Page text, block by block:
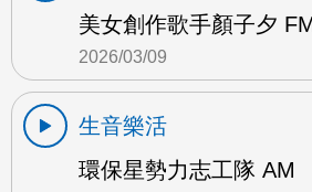
美女創作歌手顏子夕
2026/03/09
生音樂活
環保星勢力志工隊 AM